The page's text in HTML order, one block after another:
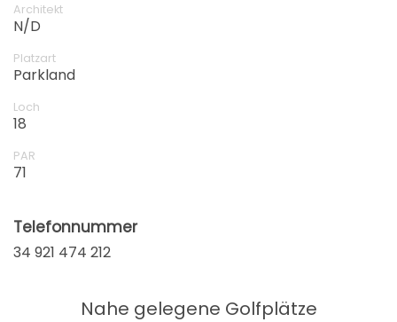
Architekt
N/D
Platzart
Parkland
Loch
18
PAR
71
Telefonnummer
34 921 474 212
Nahe gelegene Golfplätze